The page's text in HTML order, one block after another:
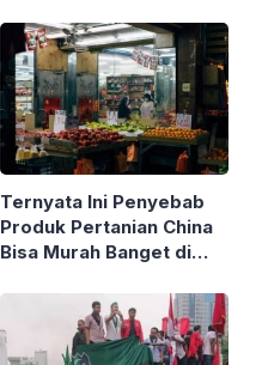
Ternyata Ini Penyebab
Produk Pertanian China
Bisa Murah Banget di